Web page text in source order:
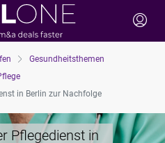
Gesundheitsthemen
in Berlin zur Nachfolge
Pflegedienst in